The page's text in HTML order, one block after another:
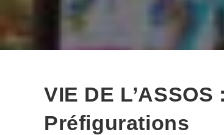
VIE DE
Préfigurations